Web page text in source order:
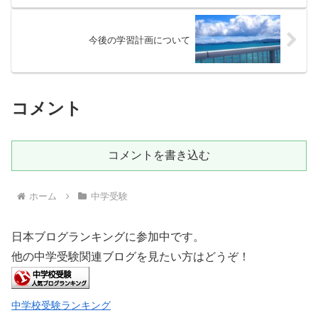
今後の学習計画について
コメント
コメントを書き込む
ホーム 中学受験
日本ブログランキングに参加中です。
他の中学受験関連ブログを見たい方はどうぞ！
中学校受験ランキング